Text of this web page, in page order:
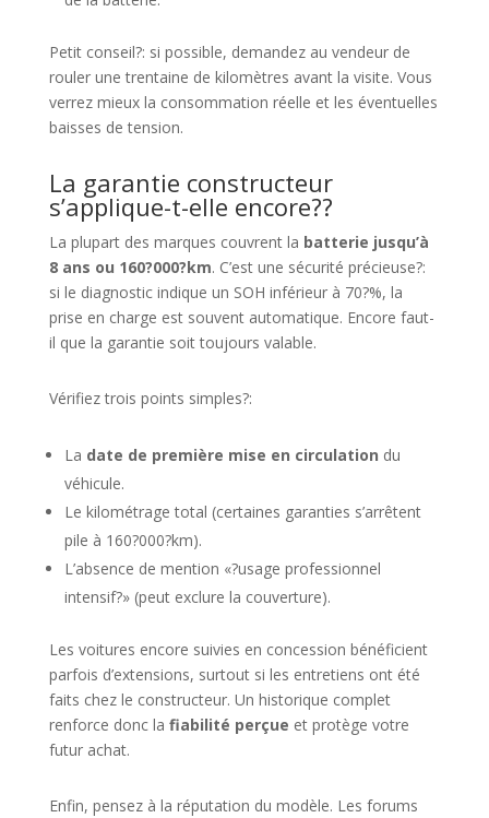
Petit conseil?: si possible, demandez au vendeur de
rouler une trentaine de kilomètres avant la visite. Vous
verrez mieux la consommation réelle et les éventuelles
baisses de tension.
La garantie constructeur
s’applique-t-elle encore??
La plupart des marques couvrent la batterie jusqu’à
8 ans ou 160?000?km. C’est une sécurité précieuse?:
si le diagnostic indique un SOH inférieur à 70?%, la
prise en charge est souvent automatique. Encore faut-
il que la garantie soit toujours valable.
Vérifiez trois points simples?:
La date de première mise en circulation du
véhicule.
Le kilométrage total (certaines garanties s’arrêtent
pile à 160?000?km).
L’absence de mention «?usage professionnel
intensif?» (peut exclure la couverture).
Les voitures encore suivies en concession bénéficient
parfois d’extensions, surtout si les entretiens ont été
faits chez le constructeur. Un historique complet
renforce donc la fiabilité perçue et protège votre
futur achat.
Enfin, pensez à la réputation du modèle. Les forums